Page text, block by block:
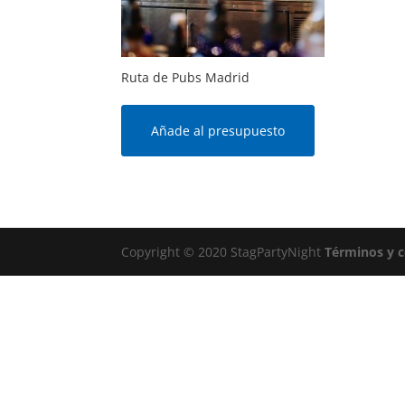
Ruta de Pubs Madrid
Añade al presupuesto
Copyright © 2020 StagPartyNightTérminos y